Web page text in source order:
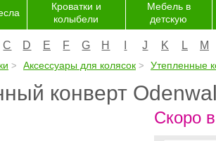
Кроватки и
колыбели
Мебель в
детскую
C D E F G H J K L M
Аксессуары для колясок Утепленные
конверт
Скоро